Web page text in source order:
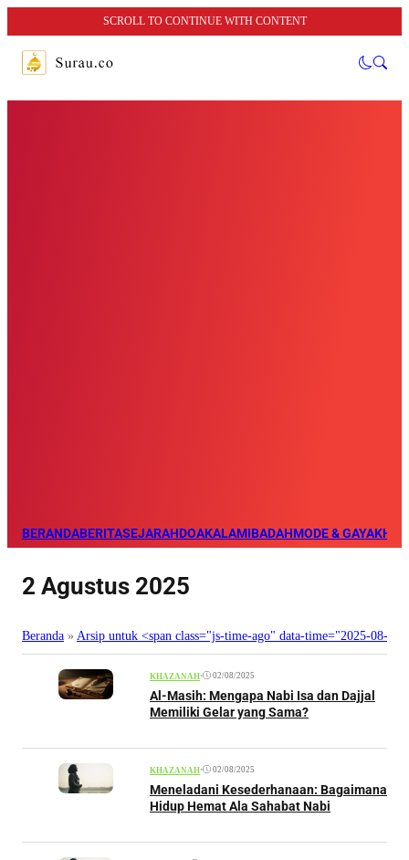
SCROLL TO CONTINUE WITH CONTENT
BERANDABERITASEJARAHDOAKALAMIBADAHMODE & GAYA
2 Agustus 2025
Beranda » Arsip untuk <span class="js-time-ago" data-time="2025-08-
KHAZANAH• 02/08/2025
Al-Masih: Mengapa Nabi Isa dan Dajjal
Memiliki Gelar yang Sama?
KHAZANAH• 02/08/2025
Meneladani Kesederhanaan: Bagaimana
Hidup Hemat Ala Sahabat Nabi